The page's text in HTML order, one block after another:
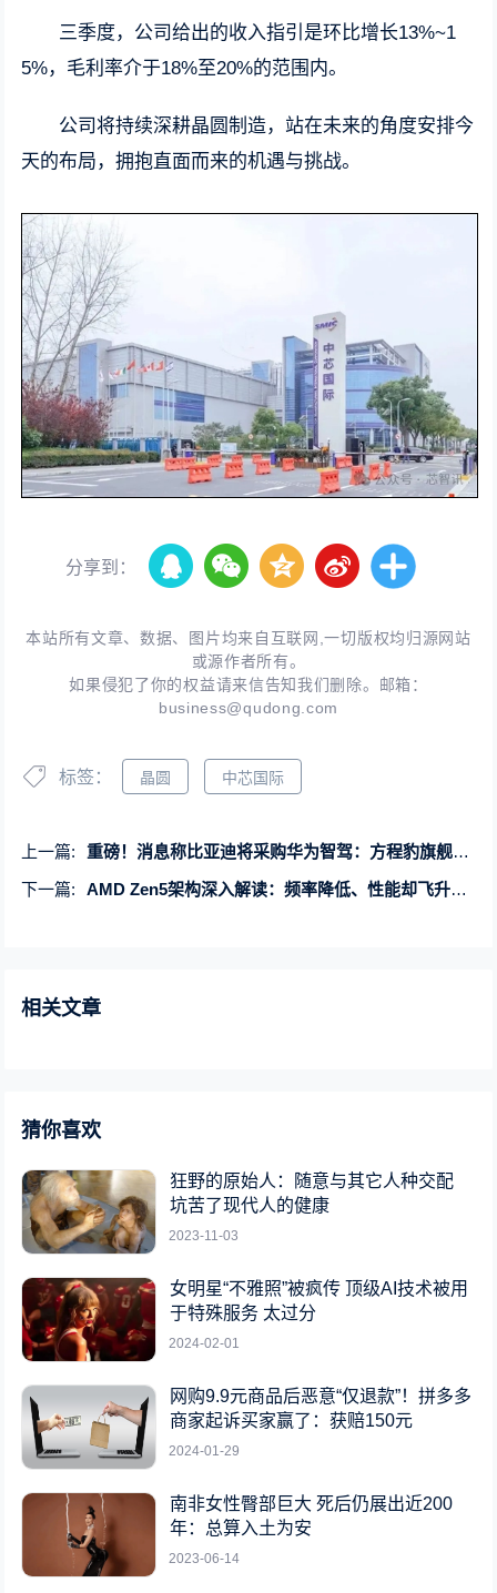
三季度，公司给出的收入指引是环比增长13%~1
5%，毛利率介于18%至20%的范围内。
公司将持续深耕晶圆制造，站在未来的角度安排今
天的布局，拥抱直面而来的机遇与挑战。
分享到：
本站所有文章、数据、图片均来自互联网,一切版权均归源网站
或源作者所有。
如果侵犯了你的权益请来信告知我们删除。邮箱：
business@qudong.com
标签： 晶圆 中芯国际
上一篇:
重磅！消息称比亚迪将采购华为智驾：方程豹旗舰豹8首搭
下一篇:
AMD Zen5架构深入解读：频率降低、性能却飞升的秘密找到了！
相关文章
猜你喜欢
狂野的原始人：随意与其它人种交配
坑苦了现代人的健康
2023-11-03
女明星“不雅照”被疯传 顶级AI技术被用
于特殊服务 太过分
2024-02-01
网购9.9元商品后恶意“仅退款”！拼多多
商家起诉买家赢了：获赔150元
2024-01-29
南非女性臀部巨大 死后仍展出近200
年：总算入土为安
2023-06-14